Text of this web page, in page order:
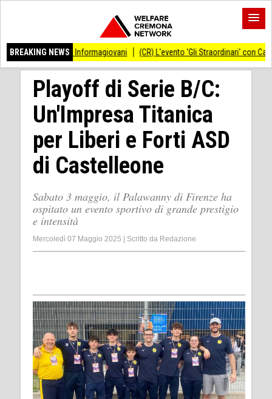
BREAKING NEWS
Informagiovani (CR) L'evento 'Gli Straordinari' con Carlo Cracco
Playoff di Serie B/C:
Un'Impresa Titanica
per Liberi e Forti ASD
di Castelleone
Sabato 3 maggio, il Palawanny di Firenze ha
ospitato un evento sportivo di grande prestigio
e intensità
Mercoledì 07 Maggio 2025 Scritto da Redazione